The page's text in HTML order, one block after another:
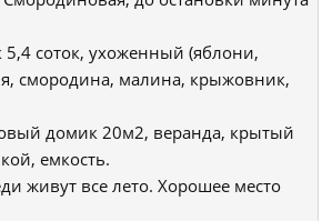
соток, ухоженный (яблони,
смородина, малина, крыжовник,
домик 20м2, веранда, крытый
емкость.
живут все лето. Хорошее место